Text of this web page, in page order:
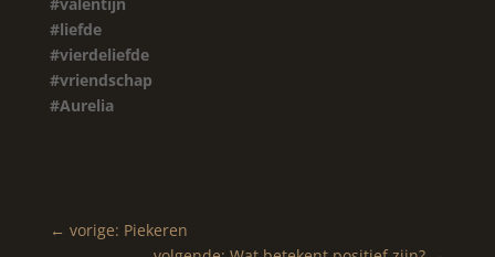
#valentijn
#liefde
#vierdeliefde
#vriendschap
#Aurelia
← vorige: Piekeren